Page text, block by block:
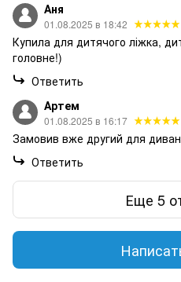
Аня
01.08.2025 в 18:42
Купила для дитячого ліжка,
головне!)
Ответить
Артем
01.08.2025 в 16:17
Замовив вже другий для
Ответить
Еще 5